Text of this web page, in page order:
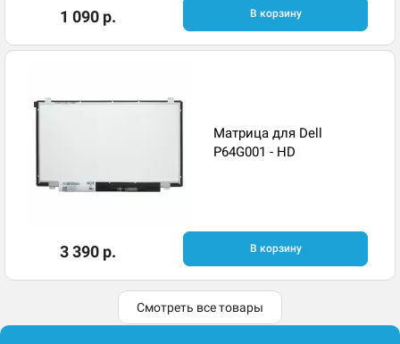
1 090 р. В корзину
Матрица для Dell
P64G001 - HD
3 390 р. В корзину
Смотреть все товары